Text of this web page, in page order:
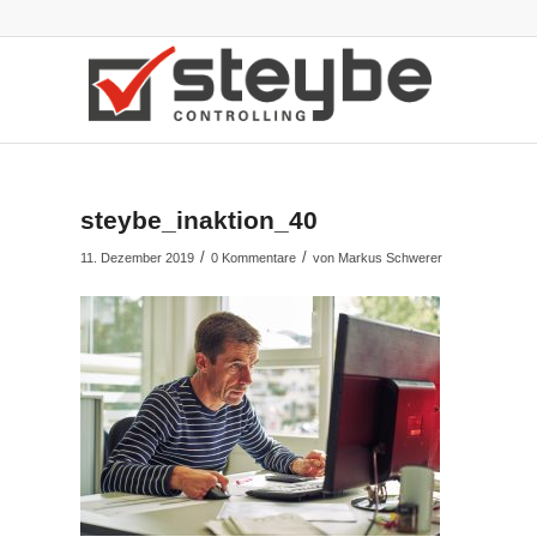
steybe_inaktion_40
11. Dezember 2019 / 0 Kommentare / von Markus Schwerer